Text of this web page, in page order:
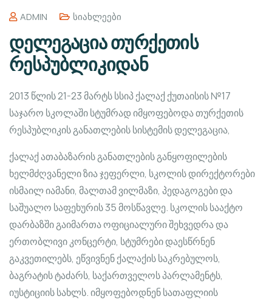
ADMIN Სიახლეები
დელეგაცია თურქეთის
რესპუბლიკიდან
2013 წლის 21-23 მარტს სსიპ ქალაქ ქუთაისის №17
საჯარო სკოლაში სტუმრად იმყოფებოდა თურქეთის
რესპუბლიკის განათლების სისტემის დელეგაცია,
ქალაქ ათაბაზარის განათლების განყოფილების
ხელმძღვანელი ზია ჯეფერლი, სკოლის დირექტორები
ისმაილ იამანი, მალთამ ვილმაზი, პედაგოგები და
საშუალო საფეხურის 35 მოსწავლე. სკოლის სააქტო
დარბაზში გაიმართა ოფიციალური შეხვედრა და
ერთობლივი კონცერტი, სტუმრები დაესწრნენ
გაკვეთილებს, ეწვივნენ ქალაქის საკრებულოს,
ბაგრატის ტაძარს, საქართველოს პარლამენტს,
იუსტიციის სახლს. იმყოფებოდნენ სათაფლიის